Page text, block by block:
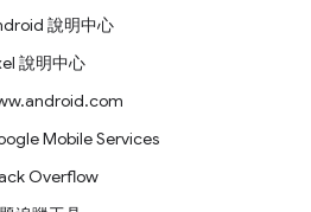
說明中心
說明中心
Mobile Services
Overflow